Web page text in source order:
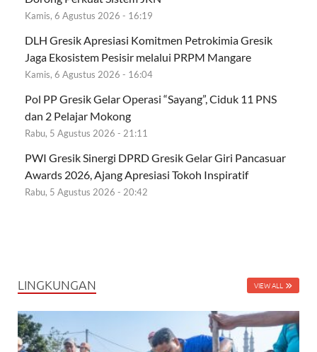
Kamis, 6 Agustus 2026 - 16:19
DLH Gresik Apresiasi Komitmen Petrokimia Gresik
Jaga Ekosistem Pesisir melalui PRPM Mangare
Kamis, 6 Agustus 2026 - 16:04
Pol PP Gresik Gelar Operasi “Sayang”, Ciduk 11 PNS
dan 2 Pelajar Mokong
Rabu, 5 Agustus 2026 - 21:11
PWI Gresik Sinergi DPRD Gresik Gelar Giri Pancasuar
Awards 2026, Ajang Apresiasi Tokoh Inspiratif
Rabu, 5 Agustus 2026 - 20:42
LINGKUNGAN VIEW ALL